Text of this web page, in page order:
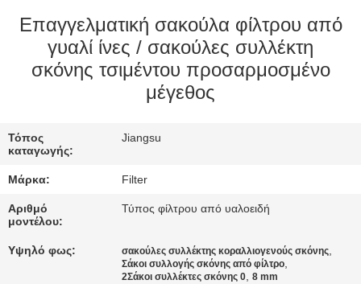
ΕΡΓΟΣΤΑΣΊΩΝ
ΠΟΙΟΤΙΚΌΣ
ΜΑΣ
ΕΛΆΤΕ
ΣΕ
ΕΠΑΦΉ
ΜΕ
Επαγγελματική σακούλα φίλτρου από
γυαλί ίνες / σακούλες συλλέκτη
σκόνης τσιμέντου προσαρμοσμένο
μέγεθος
Τόπος
καταγωγής:
Jiangsu
Μάρκα: Filter
Αριθμό
μοντέλου:
Τύπος φίλτρου από υαλοειδή
Υψηλό φως: σακούλες συλλέκτης κοραλλιογενούς σκόνης,
Σάκοι συλλογής σκόνης από φίλτρο,
2Σάκοι συλλέκτες σκόνης 0,8 mm